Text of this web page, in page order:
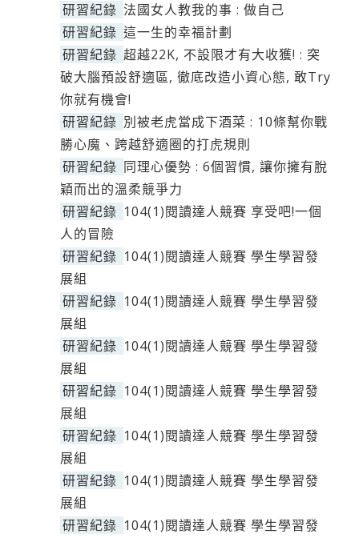
研習紀錄 法國女人教我的事 : 做自己
研習紀錄 這一生的幸福計劃
研習紀錄 超越22K, 不設限才有大收獲! : 突
破大腦預設舒適區, 徹底改造小資心態, 敢Try
你就有機會!
研習紀錄 別被老虎當成下酒菜 : 10條幫你戰
勝心魔、跨越舒適圈的打虎規則
研習紀錄 同理心優勢 : 6個習慣, 讓你擁有脫
穎而出的溫柔競爭力
研習紀錄 104(1)閱讀達人競賽 享受吧!一個
人的冒險
研習紀錄 104(1)閱讀達人競賽 學生學習發
展組
研習紀錄 104(1)閱讀達人競賽 學生學習發
展組
研習紀錄 104(1)閱讀達人競賽 學生學習發
展組
研習紀錄 104(1)閱讀達人競賽 學生學習發
展組
研習紀錄 104(1)閱讀達人競賽 學生學習發
展組
研習紀錄 104(1)閱讀達人競賽 學生學習發
展組
研習紀錄 104(1)閱讀達人競賽 學生學習發